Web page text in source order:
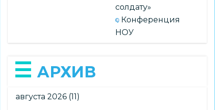
солдату»
Конференция
НОУ
АРХИВ
августа 2026 (11)